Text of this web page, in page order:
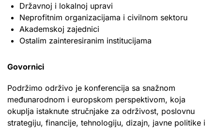
Državnoj i lokalnoj upravi
Neprofitnim organizacijama i civilnom sektoru
Akademskoj zajednici
Ostalim zainteresiranim institucijama
Govornici
Podržimo održivo je konferencija sa snažnom
međunarodnom i europskom perspektivom, koja
okuplja istaknute stručnjake za održivost, poslovnu
strategiju, financije, tehnologiju, dizajn, javne politike i